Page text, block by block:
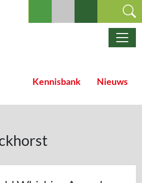
Kennisbank Nieuws